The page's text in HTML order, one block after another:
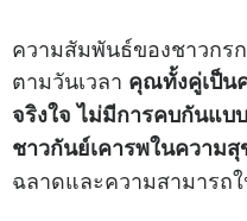
ความสัมพันธ์ของชาวกร
ตามวันเวลา คุณทั้งคู่เป็น
จริงใจ ไม่มีการคบกันแ
ชาวกันย์เคารพในความ
ฉลาดและความสามารถ